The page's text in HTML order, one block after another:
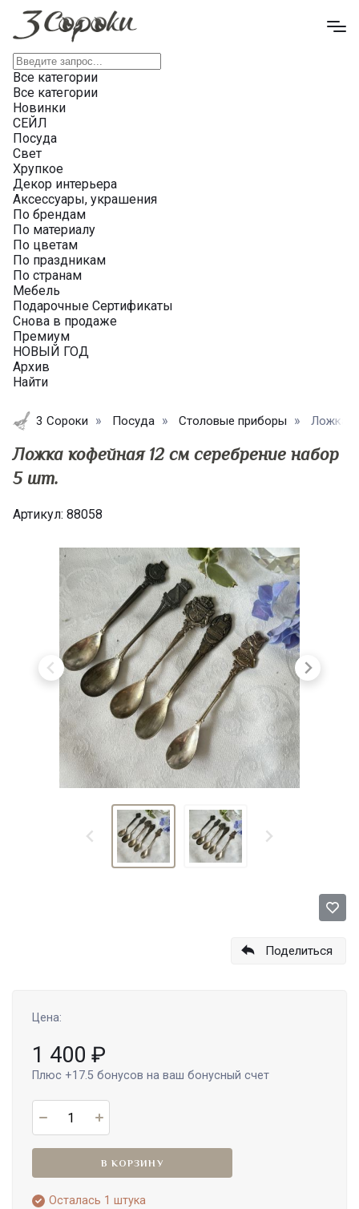
Все категории
Все категории
Новинки
СЕЙЛ
Посуда
Свет
Хрупкое
Декор интерьера
Аксессуары, украшения
По брендам
По материалу
По цветам
По праздникам
По странам
Мебель
Подарочные Сертификаты
Снова в продаже
Премиум
НОВЫЙ ГОД
Архив
Найти
3 Сороки Посуда Столовые приборы Ложка
Ложка кофейная 12 см серебрение набор
5 шт.
Артикул: 88058
Поделиться
Цена:
1 400 ₽
Плюс +17.5 бонусов на ваш бонусный счет
В КОРЗИНУ
Осталась 1 штука